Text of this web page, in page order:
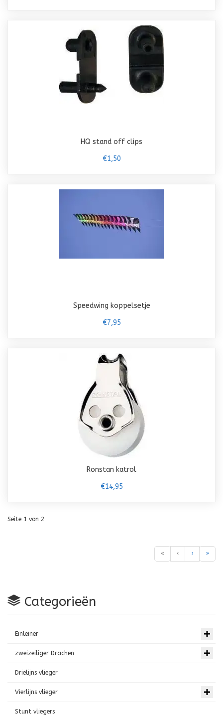
HQ stand off clips
€1,50
Speedwing koppelsetje
€7,95
Ronstan katrol
€14,95
Seite 1 von 2
« ‹ › »
Categorieën
Einleiner
zweizeiliger Drachen
Drielijns vlieger
Vierlijns vlieger
Stunt vliegers